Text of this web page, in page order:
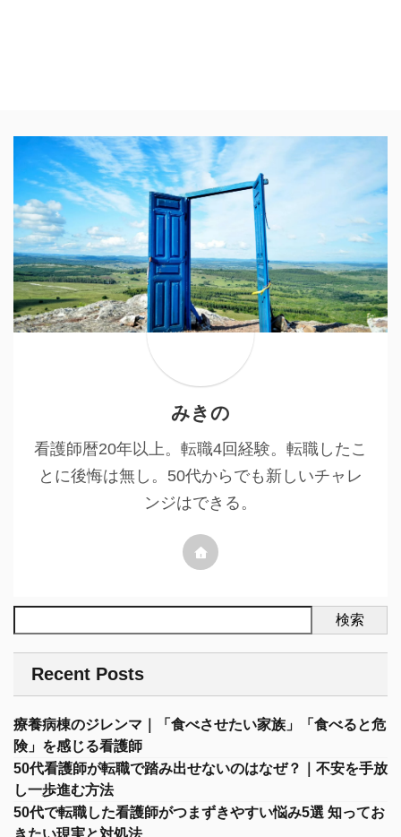
みきの
看護師暦20年以上。転職4回経験。転職したこ
とに後悔は無し。50代からでも新しいチャレ
ンジはできる。
検索
Recent Posts
療養病棟のジレンマ｜「食べさせたい家族」「食べると危
険」を感じる看護師
50代看護師が転職で踏み出せないのはなぜ？｜不安を手放
し一歩進む方法
50代で転職した看護師がつまずきやすい悩み5選 知ってお
きたい現実と対処法